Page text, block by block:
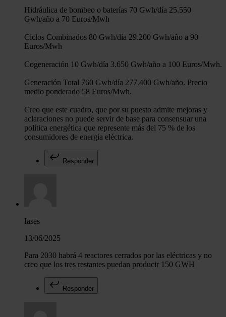
Hidráulica de bombeo o baterías 70 Gwh/día 25.550
Gwh/año a 70 Euros/Mwh
Ciclos Combinados 80 Gwh/día 29.200 Gwh/año a 90
Euros/Mwh
Cogeneración 10 Gwh/día 3.650 Gwh/año a 100 Euros/Mwh.
Generación Total 760 Gwh/día 277.400 Gwh/año. Precio
medio ponderado 58 Euros/Mwh.
Creo que este cuadro, que por su puesto admite mejoras y
aclaraciones no puede servir de base para consensuar una
política energética que represente más del 75 % de los
consumidores de energía eléctrica.
Responder
Iases
13/06/2025
Para 2030 habrá 4 reactores cerrados por las eléctricas y no
creo que los tres restantes puedan producir 150 GWH
Responder